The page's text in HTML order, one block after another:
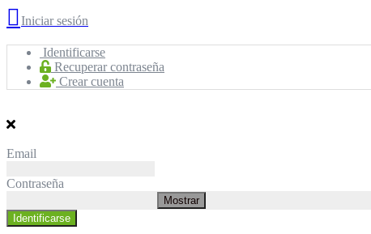
Iniciar sesión
Identificarse
Recuperar contraseña
Crear cuenta
Email
Contraseña
Mostrar
Identificarse